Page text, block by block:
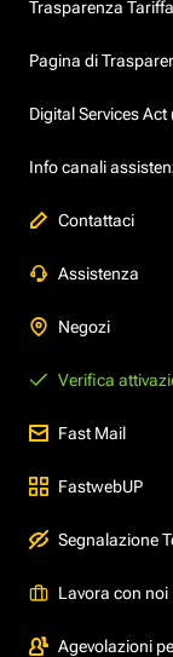
Trasparenza
Pagina di
Digital Services
Info canali
Contattaci
Assistenza
Negozi
Verifica
Fast Mail
FastwebUP
Segnalazione
Lavora con noi
Agevolazioni